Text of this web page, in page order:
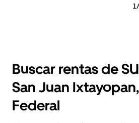
Buscar rentas de
San Juan
Federal